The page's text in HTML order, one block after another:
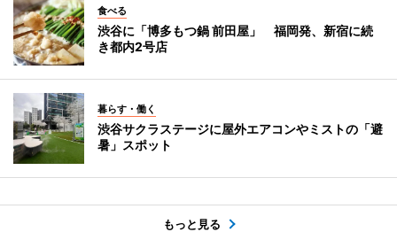
食べる
渋谷に「博多もつ鍋 前田屋」 福岡発、新宿に続
き都内2号店
暮らす・働く
渋谷サクラステージに屋外エアコンやミストの「避
暑」スポット
もっと見る